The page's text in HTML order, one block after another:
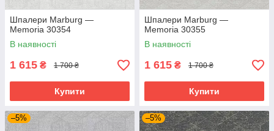
Шпалери Marburg —
Memoria 30354
В наявності
1 615 ₴ 1 700 ₴
Купити
Шпалери Marburg —
Memoria 30355
В наявності
1 615 ₴ 1 700 ₴
Купити
–5% –5%